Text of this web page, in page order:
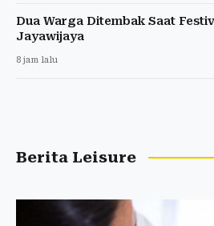
Dua Warga Ditembak Saat
Jayawijaya
8 jam lalu
Berita Leisure